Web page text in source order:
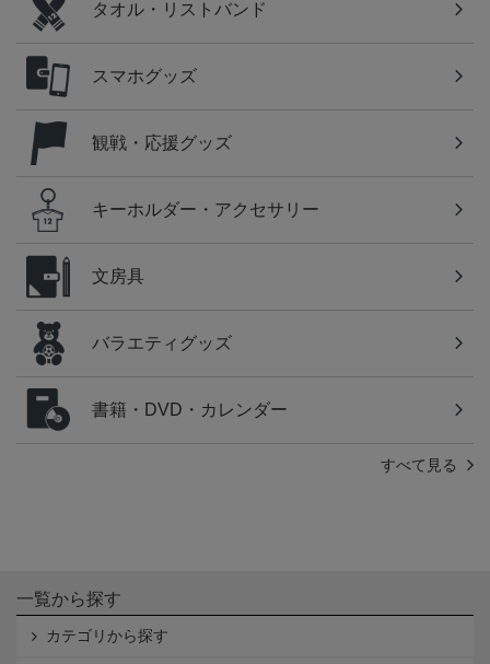
タオル・リストバンド
スマホグッズ
観戦・応援グッズ
キーホルダー・アクセサリー
文房具
バラエティグッズ
書籍・DVD・カレンダー
すべて見る
一覧から探す
カテゴリから探す